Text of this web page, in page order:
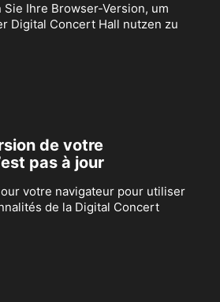
Ihre Browser-Version, um
Digital Concert Hall nutzen zu
de votre
pas à jour
votre navigateur pour utiliser
de la Digital Concert